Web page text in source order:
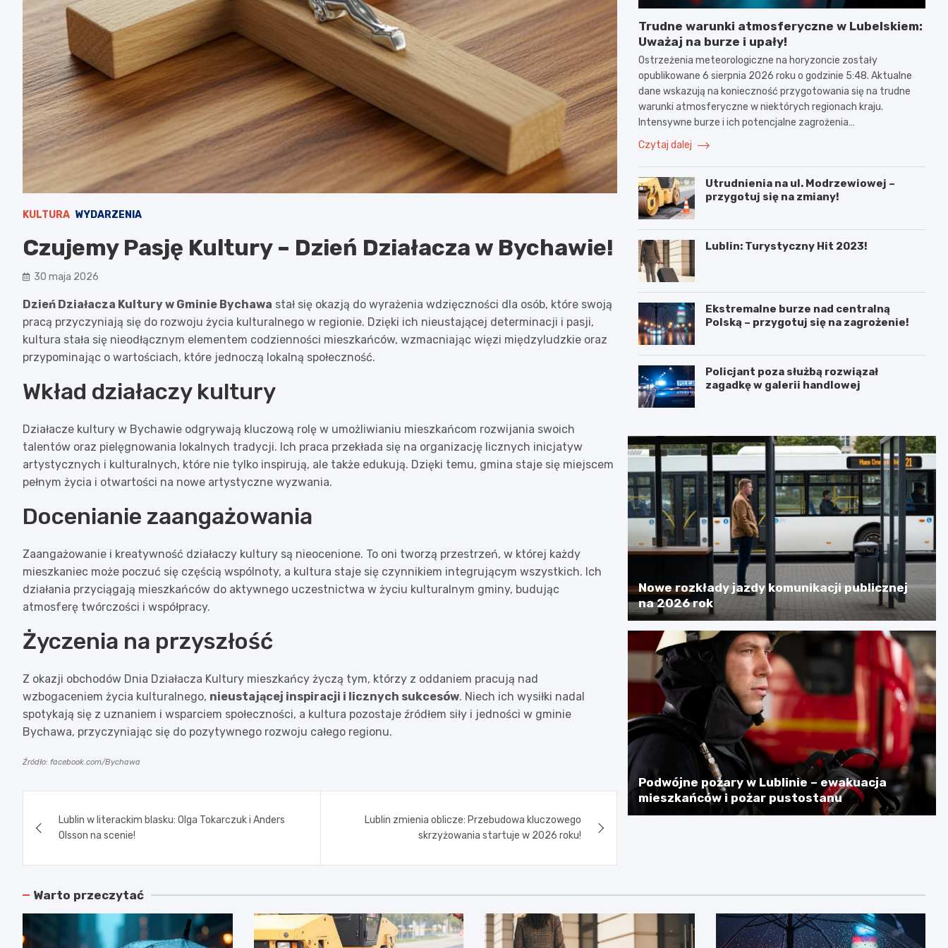
KULTURA WYDARZENIA
Czujemy Pasję Kultury – Dzień Działacza w Bychawie!
30 maja 2026
Dzień Działacza Kultury w Gminie Bychawa stał się okazją do wyrażenia wdzięczności dla osób, które swoją
pracą przyczyniają się do rozwoju życia kulturalnego w regionie. Dzięki ich nieustającej determinacji i pasji,
kultura stała się nieodłącznym elementem codzienności mieszkańców, wzmacniając więzi międzyludzkie oraz
przypominając o wartościach, które jednoczą lokalną społeczność.
Wkład działaczy kultury
Działacze kultury w Bychawie odgrywają kluczową rolę w umożliwianiu mieszkańcom rozwijania swoich
talentów oraz pielęgnowania lokalnych tradycji. Ich praca przekłada się na organizację licznych inicjatyw
artystycznych i kulturalnych, które nie tylko inspirują, ale także edukują. Dzięki temu, gmina staje się miejscem
pełnym życia i otwartości na nowe artystyczne wyzwania.
Docenianie zaangażowania
Zaangażowanie i kreatywność działaczy kultury są nieocenione. To oni tworzą przestrzeń, w której każdy
mieszkaniec może poczuć się częścią wspólnoty, a kultura staje się czynnikiem integrującym wszystkich. Ich
działania przyciągają mieszkańców do aktywnego uczestnictwa w życiu kulturalnym gminy, budując
atmosferę twórczości i współpracy.
Życzenia na przyszłość
Z okazji obchodów Dnia Działacza Kultury mieszkańcy życzą tym, którzy z oddaniem pracują nad
wzbogaceniem życia kulturalnego, nieustającej inspiracji i licznych sukcesów. Niech ich wysiłki nadal
spotykają się z uznaniem i wsparciem społeczności, a kultura pozostaje źródłem siły i jedności w gminie
Bychawa, przyczyniając się do pozytywnego rozwoju całego regionu.
Źródło: facebook.com/Bychawa
wpisuLublin w literackim blasku: Olga Tokarczuk i Anders
Olsson na scenie!
Lublin zmienia oblicze: Przebudowa kluczowego
skrzyżowania startuje w 2026 roku!
Trudne warunki atmosferyczne w Lubelskiem:
Uważaj na burze i upały!
Ostrzeżenia meteorologiczne na horyzoncie zostały
opublikowane 6 sierpnia 2026 roku o godzinie 5:48. Aktualne
dane wskazują na konieczność przygotowania się na trudne
warunki atmosferyczne w niektórych regionach kraju.
Intensywne burze i ich potencjalne zagrożenia…
Czytaj dalej
Utrudnienia na ul. Modrzewiowej –
przygotuj się na zmiany!
Lublin: Turystyczny Hit 2023!
Ekstremalne burze nad centralną
Polską – przygotuj się na zagrożenie!
Policjant poza służbą rozwiązał
zagadkę w galerii handlowej
Nowe rozkłady jazdy komunikacji publicznej
na 2026 rok
Podwójne pożary w Lublinie – ewakuacja
mieszkańców i pożar pustostanu
Warto przeczytać